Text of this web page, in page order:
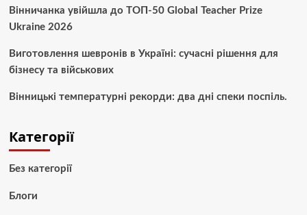
Вінничанка увійшла до ТОП-50 Global Teacher Prize
Ukraine 2026
Виготовлення шевронів в Україні: сучасні рішення для
бізнесу та військових
Вінницькі температурні рекорди: два дні спеки поспіль.
Категорії
Без категорії
Блоги